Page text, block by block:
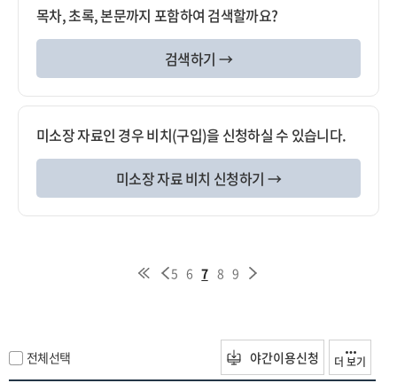
목차, 초록, 본문까지 포함하여 검색할까요?
검색하기 →
미소장 자료인 경우 비치(구입)을 신청하실 수 있습니다.
미소장 자료 비치 신청하기 →
5 6 7 8 9
전체선택 야간이용신청 더 보기